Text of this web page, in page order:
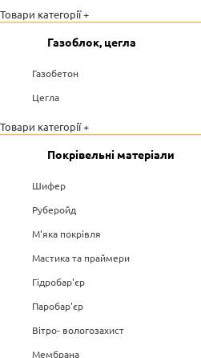
Товари категорії +
Газоблок, цегла
Газобетон
Цегла
Товари категорії +
Покрівельні матеріали
Шифер
Руберойд
М'яка покрівля
Мастика та праймери
Гідробар'єр
Паробар'єр
Вітро- вологозахист
Мембрана